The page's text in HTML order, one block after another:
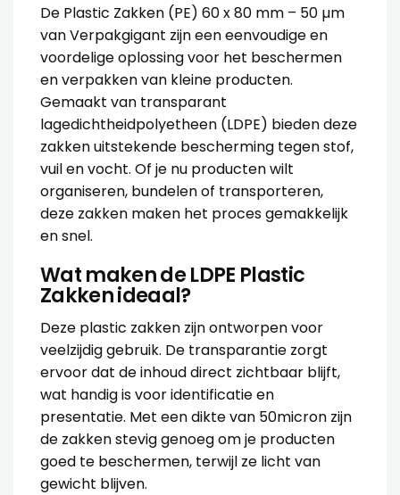
De Plastic Zakken (PE) 60 x 80 mm – 50 µm
van Verpakgigant zijn een eenvoudige en
voordelige oplossing voor het beschermen
en verpakken van kleine producten.
Gemaakt van transparant
lagedichtheidpolyetheen (LDPE) bieden deze
zakken uitstekende bescherming tegen stof,
vuil en vocht. Of je nu producten wilt
organiseren, bundelen of transporteren,
deze zakken maken het proces gemakkelijk
en snel.
Wat maken de LDPE Plastic
Zakken ideaal?
Deze plastic zakken zijn ontworpen voor
veelzijdig gebruik. De transparantie zorgt
ervoor dat de inhoud direct zichtbaar blijft,
wat handig is voor identificatie en
presentatie. Met een dikte van 50micron zijn
de zakken stevig genoeg om je producten
goed te beschermen, terwijl ze licht van
gewicht blijven.